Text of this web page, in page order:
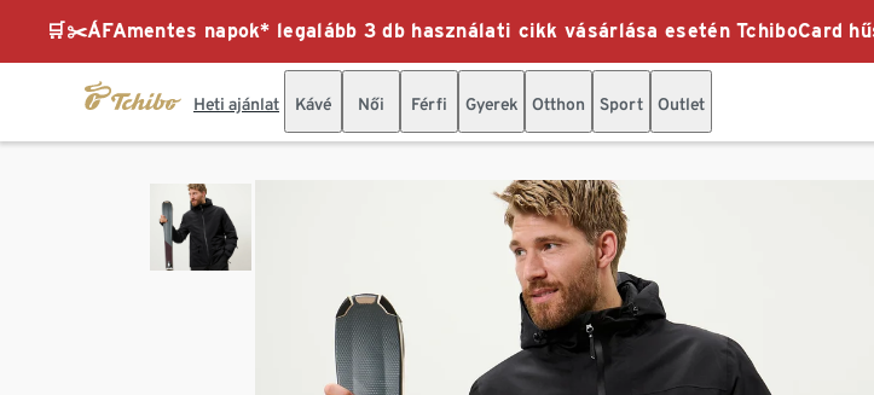
🛒✂️ÁFAmentes napok* legalább 3 db használati cikk vásárlása esetén TchiboCard
Heti ajánlat Kávé Női Férfi Gyerek Otthon Sport Outlet